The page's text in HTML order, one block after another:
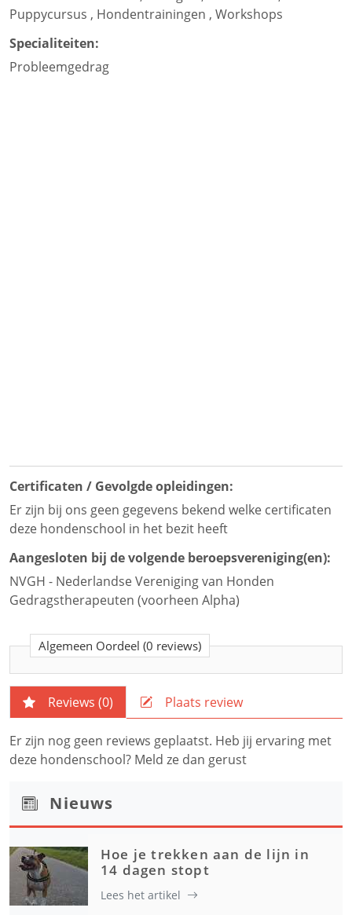
Puppycursus , Hondentrainingen , Workshops
Specialiteiten:
Probleemgedrag
Certificaten / Gevolgde opleidingen:
Er zijn bij ons geen gegevens bekend welke certificaten
deze hondenschool in het bezit heeft
Aangesloten bij de volgende beroepsvereniging(en):
NVGH - Nederlandse Vereniging van Honden
Gedragstherapeuten (voorheen Alpha)
Algemeen Oordeel (0 reviews)
Reviews (0) Plaats review
Er zijn nog geen reviews geplaatst. Heb jij ervaring met
deze hondenschool? Meld ze dan gerust
Nieuws
Hoe je trekken aan de lijn in
14 dagen stopt
Lees het artikel